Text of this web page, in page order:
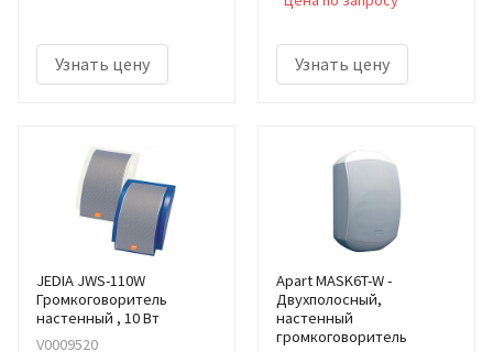
Узнать цену Узнать цену
JEDIA JWS-110W
Громкоговоритель
настенный , 10 Вт
V0009520
Apart MASK6T-W -
Двухполосный,
настенный
громкоговоритель